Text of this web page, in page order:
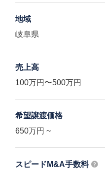
地域
岐阜県
売上高
100万円〜500万円
希望譲渡価格
650万円 ~
スピードM&A手数料